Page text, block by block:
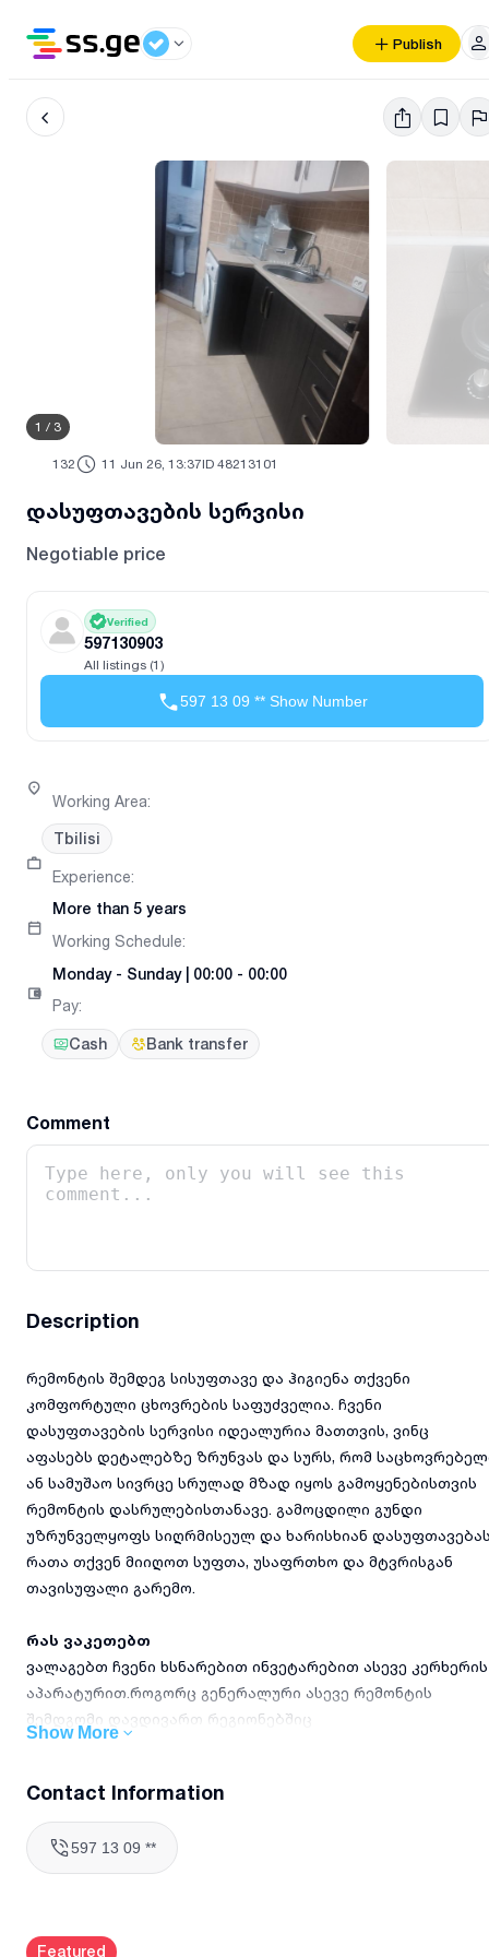
Publish
1 / 3
132 11 Jun 26, 13:37ID 48213101
დასუფთავების სერვისი
Negotiable price
Verified
597130903
All listings (1)
597 13 09 ** Show Number
Working Area:
Tbilisi
Experience:
More than 5 years
Working Schedule:
Monday- Sunday| 00:00 - 00:00
Pay:
Cash Bank transfer
Comment
Description
რემონტის შემდეგ სისუფთავე და ჰიგიენა თქვენი
კომფორტული ცხოვრების საფუძველია. ჩვენი
დასუფთავების სერვისი იდეალურია მათთვის, ვინც
აფასებს დეტალებზე ზრუნვას და სურს, რომ
ან სამუშაო სივრცე სრულად მზად იყოს გამოყენებისთვის
რემონტის დასრულებისთანავე. გამოცდილი გუნდი
უზრუნველყოფს სიღრმისეულ და ხარისხიან
რათა თქვენ მიიღოთ სუფთა, უსაფრთხო და მტვრისგან
თავისუფალი გარემო.
რას ვაკეთებთ
ვალაგებთ ჩვენი ხსნარებით ინვეტარებით ასევე კერხერის
აპარატურით.როგორც გენერალური ასევე რემონტის
შემდგომი დავდივართ რეგიონებშიც
მოცილება ყველა ზედაპირიდან
საშუალებებით
ფანჯრების, კარებისა და ჩარჩოების საფუძვლიანი
დეზინფექცია
Show More
Contact Information
597 13 09 **
Featured